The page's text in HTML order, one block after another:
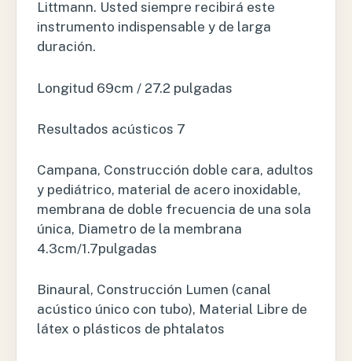
Littmann. Usted siempre recibirá este
instrumento indispensable y de larga
duración.
Longitud 69cm / 27.2 pulgadas
Resultados acústicos 7
Campana, Construcción doble cara, adultos
y pediátrico, material de acero inoxidable,
membrana de doble frecuencia de una sola
única, Diametro de la membrana
4.3cm/1.7pulgadas
Binaural, Construcción Lumen (canal
acústico único con tubo), Material Libre de
látex o plásticos de phtalatos